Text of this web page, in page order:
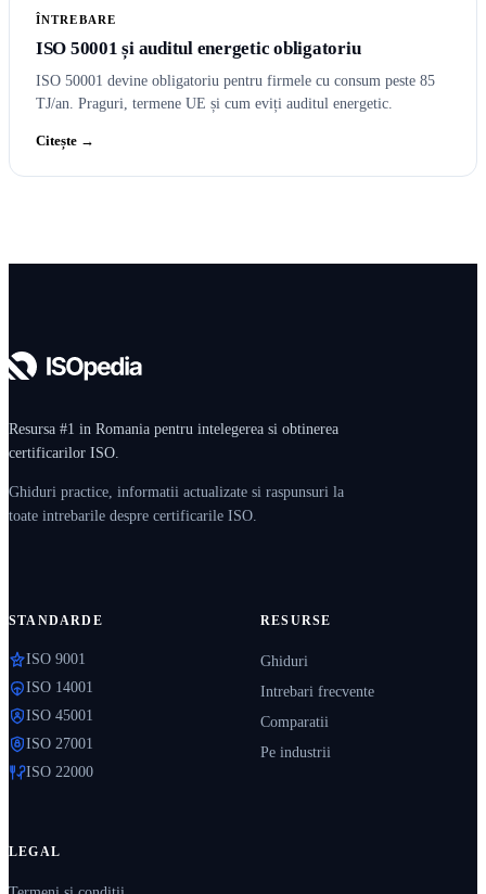
ÎNTREBARE
ISO 50001 și auditul energetic obligatoriu
ISO 50001 devine obligatoriu pentru firmele cu consum peste 85
TJ/an. Praguri, termene UE și cum eviți auditul energetic.
Citește →
Resursa #1 in Romania pentru intelegerea si obtinerea
certificarilor ISO.
Ghiduri practice, informatii actualizate si raspunsuri la
toate intrebarile despre certificarile ISO.
STANDARDE
ISO 9001
ISO 14001
ISO 45001
ISO 27001
ISO 22000
RESURSE
Ghiduri
Intrebari frecvente
Comparatii
Pe industrii
LEGAL